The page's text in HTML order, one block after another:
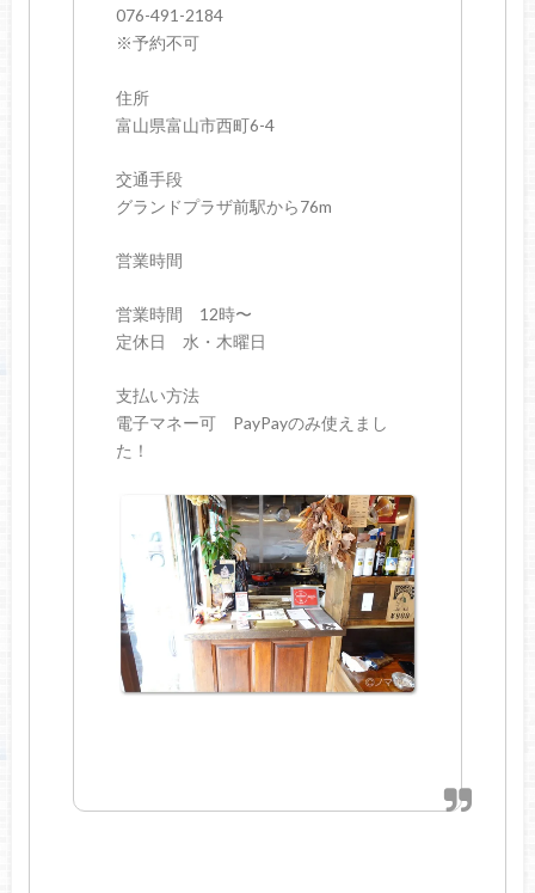
076-491-2184
※予約不可
住所
富山県富山市西町6-4
交通手段
グランドプラザ前駅から76m
営業時間
営業時間 12時〜
定休日 水・木曜日
支払い方法
電子マネー可 PayPayのみ使えまし
た！